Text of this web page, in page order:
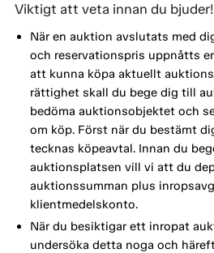
Viktigt att veta innan du bjuder!
När en auktion avslutats med
och reservationspris uppnåtts
att kunna köpa aktuellt
rättighet skall du bege dig till
bedöma auktionsobjektet och
om köp. Först när du bestämt
tecknas köpeavtal. Innan du
auktionsplatsen vill vi att du
auktionssumman plus
klientmedelskonto.
När du besiktigar ett inropat
undersöka detta noga och